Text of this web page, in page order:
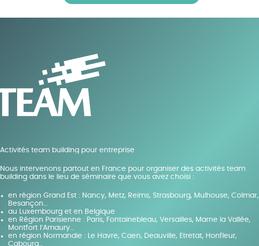
Activités team building pour entreprise
Nous intervenons partout en France pour organiser des activités team
building dans le lieu de séminaire que vous avez choisi :
en région Grand Est : Nancy, Metz, Reims, Strasbourg, Mulhouse, Colmar,
Besançon…
au Luxembourg et en Belgique
en Région Parisienne : Paris, Fontainebleau, Versailles, Marne la Vallée,
Montfort l’Amaury…
en région Normandie : Le Havre, Caen, Deauville, Etretat, Honfleur,
Cabourg…